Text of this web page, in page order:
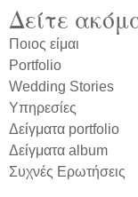
Δείτε
Ποιος είμαι
Portfolio
Wedding Stories
Υπηρεσίες
Δείγματα portfolio
Δείγματα album
Συχνές Ερωτήσεις